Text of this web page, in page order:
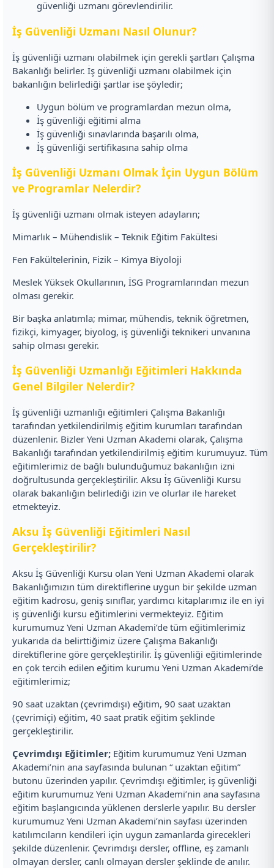
güvenliği uzmanı görevlendirilir.
İş Güvenliği Uzmanı Nasıl Olunur?
İş güvenliği uzmanı olabilmek için gerekli şartları Çalışma
Bakanlığı belirler. İş güvenliği uzmanı olabilmek için
bakanlığın belirlediği şartlar ise şöyledir;
Uygun bölüm ve programlardan mezun olma,
İş güvenliği eğitimi alma
İş güvenliği sınavlarında başarılı olma,
İş güvenliği sertifikasına sahip olma
İş Güvenliği Uzmanı Olmak İçin Uygun Bölüm
ve Programlar Nelerdir?
İş güvenliği uzmanı olmak isteyen adayların;
Mimarlık – Mühendislik – Teknik Eğitim Fakültesi
Fen Fakültelerinin, Fizik – Kimya Biyoloji
Meslek Yüksek Okullarının, İSG Programlarından mezun
olması gerekir.
Bir başka anlatımla; mimar, mühendis, teknik öğretmen,
fizikçi, kimyager, biyolog, iş güvenliği teknikeri unvanına
sahip olması gerekir.
İş Güvenliği Uzmanlığı Eğitimleri Hakkında
Genel Bilgiler Nelerdir?
İş güvenliği uzmanlığı eğitimleri Çalışma Bakanlığı
tarafından yetkilendirilmiş eğitim kurumları tarafından
düzenlenir. Bizler Yeni Uzman Akademi olarak, Çalışma
Bakanlığı tarafından yetkilendirilmiş eğitim kurumuyuz. Tüm
eğitimlerimiz de bağlı bulunduğumuz bakanlığın izni
doğrultusunda gerçekleştirilir. Aksu İş Güvenliği Kursu
olarak bakanlığın belirlediği izin ve olurlar ile hareket
etmekteyiz.
Aksu İş Güvenliği Eğitimleri Nasıl
Gerçekleştirilir?
Aksu İş Güvenliği Kursu olan Yeni Uzman Akademi olarak
Bakanlığımızın tüm direktiflerine uygun bir şekilde uzman
eğitim kadrosu, geniş sınıflar, yardımcı kitaplarımız ile en iyi
iş güvenliği kursu eğitimlerini vermekteyiz. Eğitim
kurumumuz Yeni Uzman Akademi’de tüm eğitimlerimiz
yukarıda da belirttiğimiz üzere Çalışma Bakanlığı
direktiflerine göre gerçekleştirilir. İş güvenliği eğitimlerinde
en çok tercih edilen eğitim kurumu Yeni Uzman Akademi’de
eğitimlerimiz;
90 saat uzaktan (çevrimdışı) eğitim, 90 saat uzaktan
(çevrimiçi) eğitim, 40 saat pratik eğitim şeklinde
gerçekleştirilir.
Çevrimdışı Eğitimler; Eğitim kurumumuz Yeni Uzman
Akademi’nin ana sayfasında bulunan “ uzaktan eğitim”
butonu üzerinden yapılır. Çevrimdışı eğitimler, iş güvenliği
eğitim kurumumuz Yeni Uzman Akademi’nin ana sayfasına
eğitim başlangıcında yüklenen derslerle yapılır. Bu dersler
kurumumuz Yeni Uzman Akademi’nin sayfası üzerinden
katılımcıların kendileri için uygun zamanlarda girecekleri
şekilde düzenlenir. Çevrimdışı dersler, offline, eş zamanlı
olmayan dersler, canlı olmayan dersler şeklinde de anılır.